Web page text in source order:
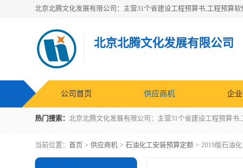
北京北腾文化发展有限公司
公司首页 供应商机 企
热门搜索：
当前位置： 首页 > 供应商机 > 石油化工安装预算定额 > 2019版石油